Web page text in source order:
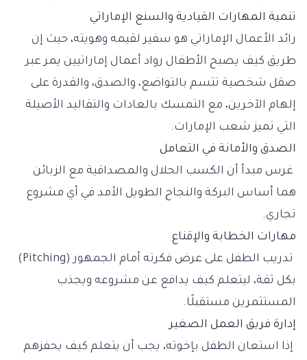
تنمية المهارات القيادية والسنع الإماراتي
رائد الأعمال الإماراتي هو سفير لقيمه وهويته، حيث إن
طريق كيف يصبح الأطفال رواد أعمال إماراتيين يمر عبر
صقل شخصية تتسم بالتواضع، والصدق، والقدرة على
إلهام الآخرين، مع التمسك بالعادات والتقاليد الأصيلة
التي تميز شعب الإمارات.
الصدق والأمانة في التعامل
غرس مبدأ أن الكسب الحلال والمصداقية مع الزبائن
هما أساس البركة والنجاح الطويل الأمد في أي مشروع
تجاري.
مهارات الخطابة والإقناع
تدريب الطفل على عرض فكرته أمام الجمهور (Pitching)
بكل ثقة، ليتعلم كيف يدافع عن مشروعه ويجذب
المستثمرين مستقبلًا.
إدارة فريق العمل الصغير
إذا استعان الطفل بإخوته، يجب أن يتعلم كيف يحفزهم